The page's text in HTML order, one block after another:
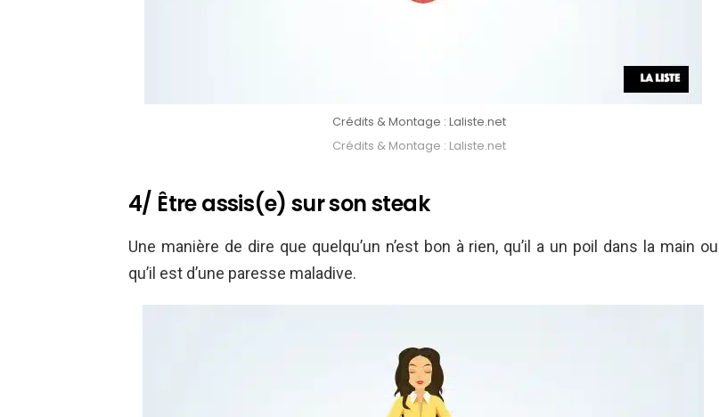
Crédits & Montage : Laliste.net
Crédits & Montage : Laliste.net
4/ Être assis(e) sur son steak
Une manière de dire que quelqu’un n’est bon à rien, qu’il a un poil dans la main ou
qu’il est d’une paresse maladive.